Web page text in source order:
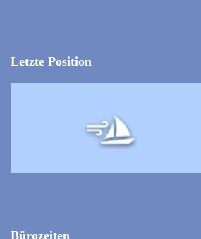
Letzte Position
Bürozeiten